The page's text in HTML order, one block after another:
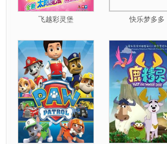
飞越彩灵堡 快乐梦多多